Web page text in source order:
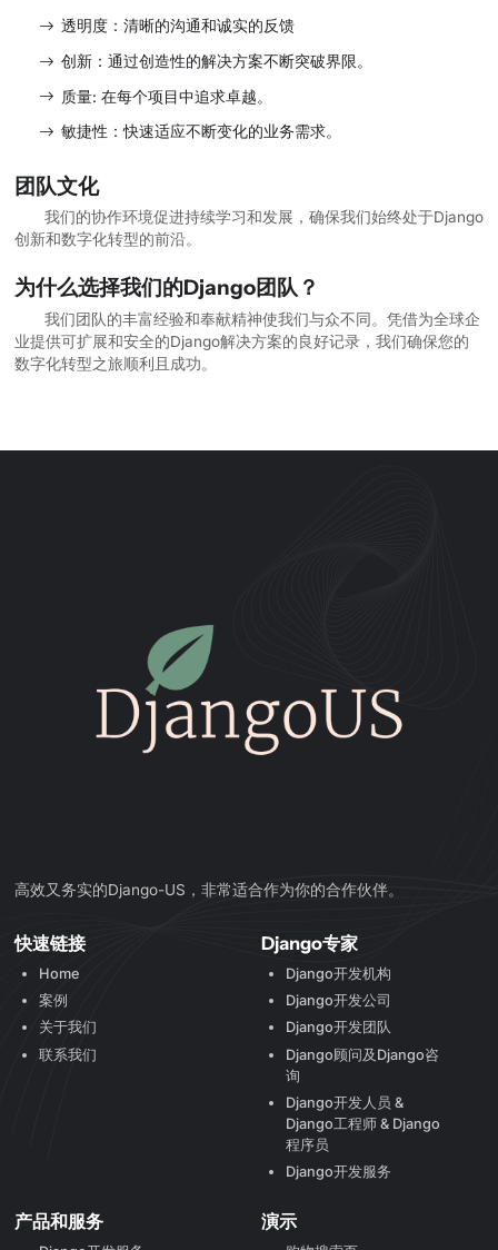
透明度：清晰的沟通和诚实的反馈
创新：通过创造性的解决方案不断突破界限。
质量: 在每个项目中追求卓越。
敏捷性：快速适应不断变化的业务需求。
团队文化
我们的协作环境促进持续学习和发展，确保我们始终处于Django
创新和数字化转型的前沿。
为什么选择我们的Django团队？
我们团队的丰富经验和奉献精神使我们与众不同。凭借为全球企
业提供可扩展和安全的Django解决方案的良好记录，我们确保您的
数字化转型之旅顺利且成功。
高效又务实的Django-US，非常适合作为你的合作伙伴。
快速链接
Home
案例
关于我们
联系我们
Django专家
Django开发机构
Django开发公司
Django开发团队
Django顾问及Django咨
询
Django开发人员 &
Django工程师 & Django
程序员
Django开发服务
产品和服务 演示